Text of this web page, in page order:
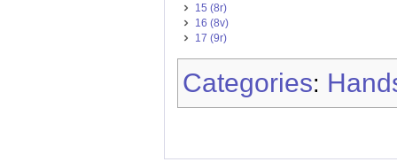
15 (8r)
16 (8v)
17 (9r)
Categories: